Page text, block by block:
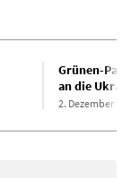
Grünen-
an die
2. Dezember